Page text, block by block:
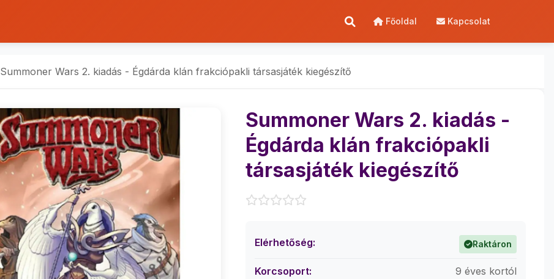
Főoldal Kapcsolat
Summoner Wars 2. kiadás - Égdárda klán frakciópakli társasjáték kiegészítő
Summoner Wars 2. kiadás -
Égdárda klán frakciópakli
társasjáték kiegészítő
Elérhetőség: Raktáron
Korcsoport: 9 éves kortól